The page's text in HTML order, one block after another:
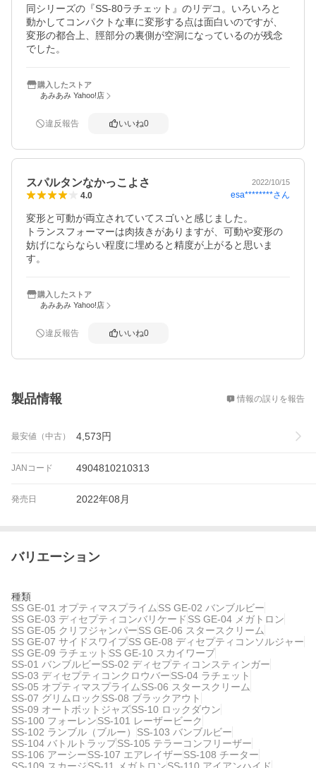
同シリーズの『SS-80ラチェット』のリデコ。いろいろと
動かしてコンパクトな車に変形する点は面白いのですが、
変形の都合上、脛部分の裏側が空洞になっているのが残念
でした。
購入したストア
あみあみ Yahoo!店
違反報告 いいね0
スパルタンなかっこよさ 2022/10/15
4.0 esa********さん
変形と可動が両立されていてスゴいと感じました。
トランスフォーマーは肉抜きがありますが、可動や変形の
妨げにならならい程度に埋めると精度が上がると思いま
す。
購入したストア
あみあみ Yahoo!店
違反報告 いいね0
製品情報 情報の誤りを報告
最安値（中古） 4,573円
JANコード 4904810210313
発売日 2022年08月
バリエーション
種類
SS GE-01 オプティマスプライム SS GE-02 バンブルビー
SS GE-03 ディセプティコンバリケード SS GE-04 メガトロン
SS GE-05 クリフジャンパーSS GE-06 スタースクリーム
SS GE-07 サイドスワイプSS GE-08 ディセプティコンソルジャー
SS GE-09 ラチェット SS GE-10 スカイワープ
SS-01 バンブルビーSS-02 ディセプティコンスティンガー
SS-03 ディセプティコンクロウバーSS-04 ラチェット
SS-05 オプティマスプライム SS-06 スタースクリーム
SS-07 グリムロック SS-08 ブラックアウト
SS-09 オートボットジャズSS-10 ロックダウン
SS-100 フォーレンSS-101 レーザービーク
SS-102 ランブル（ブルー）
SS-103 バンブルビー
SS-104 バトルトラップSS-105 テラーコンフリーザー
SS-106 アーシーSS-107 エアレイザーSS-108 チーター